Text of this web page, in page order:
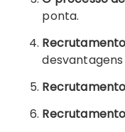
ponta.
desvantagens